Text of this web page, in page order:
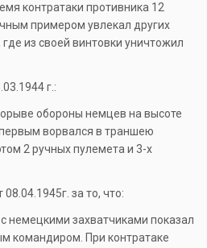
контратаки противника 12
примером увлекал других
из своей винтовки уничтожил
г.:
обороны немцев на высоте
ворвался в траншею
2 ручных пулемета и 3-х
за то, что:
немецкими захватчиками показал
командиром. При контратаке